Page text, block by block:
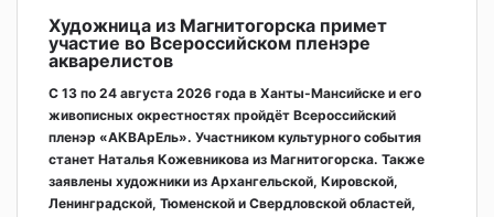
Художница из Магнитогорска примет
участие во Всероссийском пленэре
акварелистов
С 13 по 24 августа 2026 года в Ханты-Мансийске и его
живописных окрестностях пройдёт Всероссийский
пленэр «АКВАрЕль». Участником культурного события
станет Наталья Кожевникова из Магнитогорска. Также
заявлены художники из Архангельской, Кировской,
Ленинградской, Тюменской и Свердловской областей,